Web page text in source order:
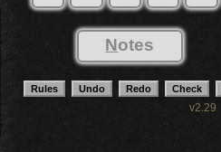
Notes
v2.29